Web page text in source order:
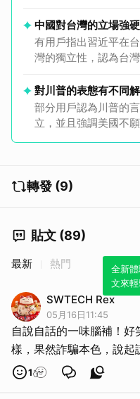
中國對台灣的立場強硬
有用戶指出習近平在
灣的獨立性，認為台灣
對川普的表態有不同
部分用戶認為川普的
立，並且強調美國不
轉發 (9)
貼文 (89)
全新
文來輕
最新 熱門
SWTECH Rex
05月16日11:45
自說自話的一味腦補！
樣，果然詐騙本色，說起
1